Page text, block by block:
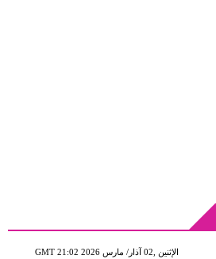
GMT 21:02 2026 الإثنين ,02 آذار/ مارس